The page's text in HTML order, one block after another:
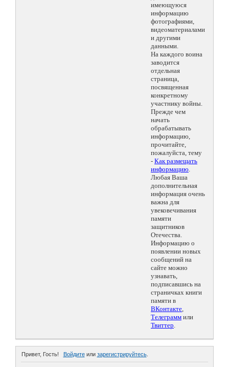
имеющуюся
информацию
фотографиями,
видеоматериалами
и другими
данными.
На каждого воина
заводится
отдельная
страница,
посвященная
конкретному
участнику войны.
Прежде чем
начать
обрабатывать
информацию,
прочитайте,
пожалуйста, тему
- Как размещать
информацию.
Любая Ваша
дополнительная
информация очень
важна для
увековечивания
памяти
защитников
Отечества.
Информацию о
появлении новых
сообщений на
сайте можно
узнавать,
подписавшись на
страничках книги
памяти в
ВКонтакте,
Телеграмм или
Твиттер.
Привет, Гость! Войдитеили зарегистрируйтесь.